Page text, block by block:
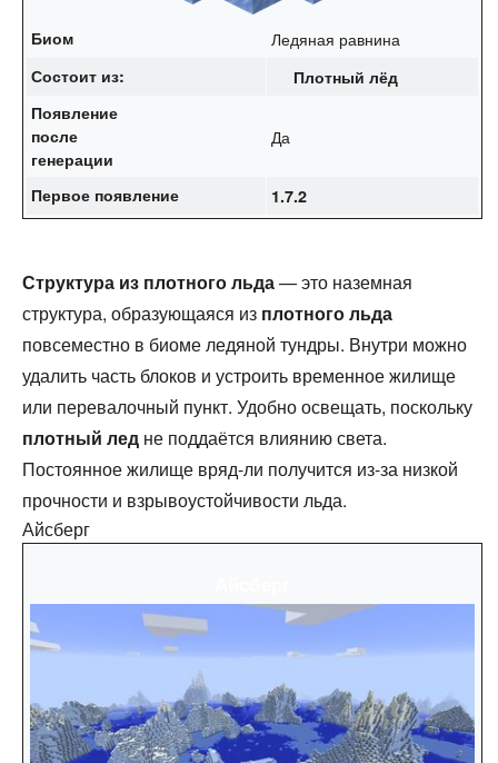
Биом Ледяная равнина
Состоит из:
Плотный лёд
Появление
после
генерации
Да
Первое появление 1.7.2
Структура из плотного льда— это наземная
структура, образующаяся из плотного льда
повсеместно в биоме ледяной тундры. Внутри можно
удалить часть блоков и устроить временное жилище
или перевалочный пункт. Удобно освещать, поскольку
плотный лед не поддаётся влиянию света.
Постоянное жилище вряд-ли получится из-за низкой
прочности и взрывоустойчивости льда.
Айсберг